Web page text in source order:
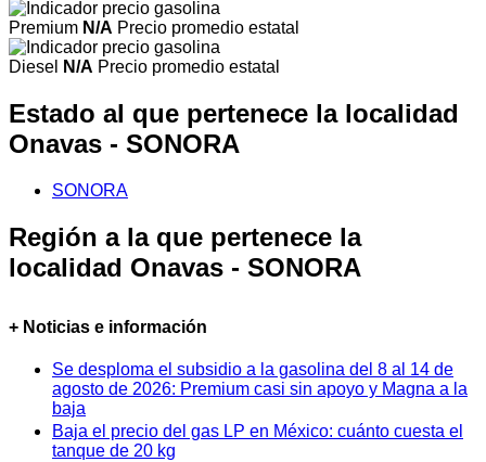
Premium N/A Precio promedio estatal
Diesel N/A Precio promedio estatal
Estado al que pertenece la localidad
Onavas - SONORA
SONORA
Región a la que pertenece la
localidad Onavas - SONORA
+ Noticias e información
Se desploma el subsidio a la gasolina del 8 al 14 de
agosto de 2026: Premium casi sin apoyo y Magna a la
baja
Baja el precio del gas LP en México: cuánto cuesta el
tanque de 20 kg